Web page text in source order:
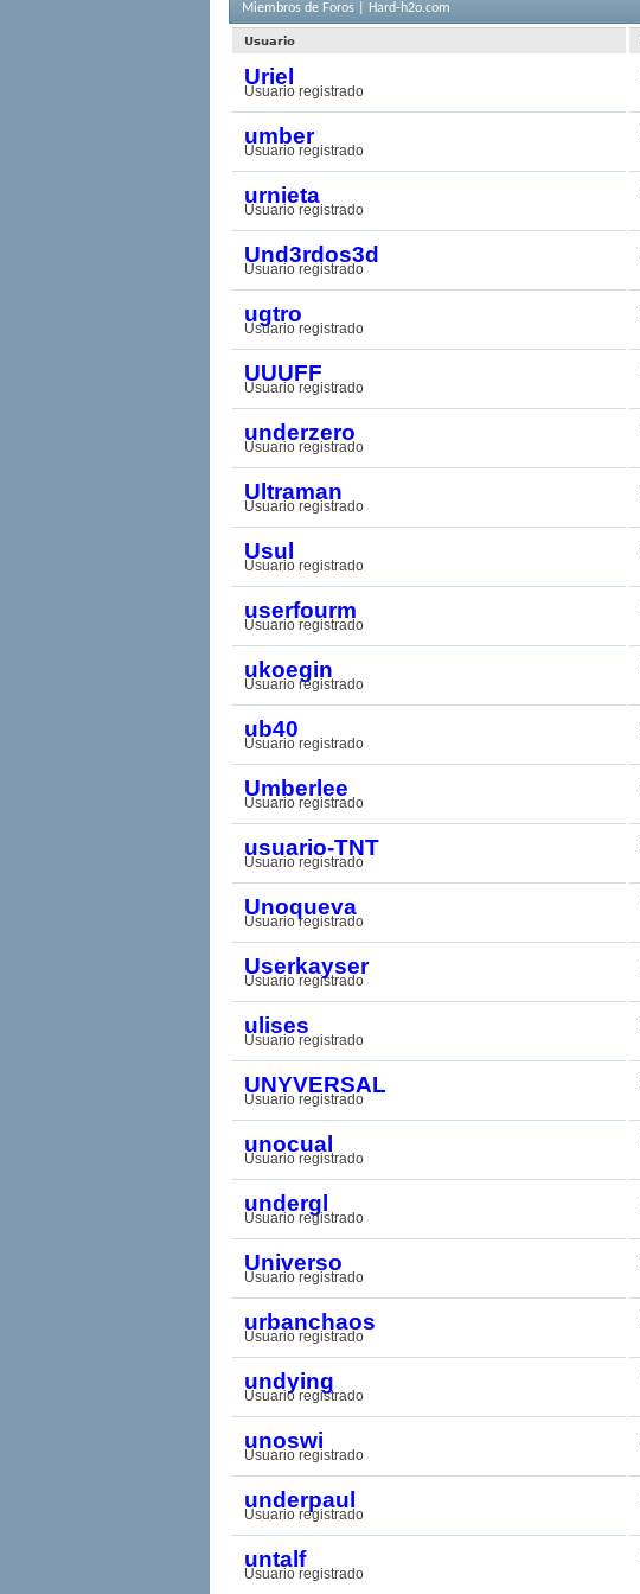
Miembros de Foros | Hard-h2o.com
Usuario
Uriel
Usuario registrado
umber
Usuario registrado
urnieta
Usuario registrado
Und3rdos3d
Usuario registrado
ugtro
Usuario registrado
UUUFF
Usuario registrado
underzero
Usuario registrado
Ultraman
Usuario registrado
Usul
Usuario registrado
userfourm
Usuario registrado
ukoegin
Usuario registrado
ub40
Usuario registrado
Umberlee
Usuario registrado
usuario-TNT
Usuario registrado
Unoqueva
Usuario registrado
Userkayser
Usuario registrado
ulises
Usuario registrado
UNYVERSAL
Usuario registrado
unocual
Usuario registrado
undergl
Usuario registrado
Universo
Usuario registrado
urbanchaos
Usuario registrado
undying
Usuario registrado
unoswi
Usuario registrado
underpaul
Usuario registrado
untalf
Usuario registrado